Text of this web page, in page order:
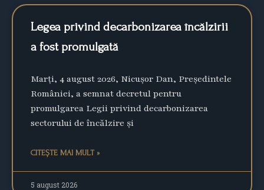
Legea privind decarbonizarea încălzirii
a fost promulgată
Marți, 4 august 2026, Nicușor Dan, Președintele
României, a semnat decretul pentru
promulgarea Legii privind decarbonizarea
sectorului de încălzire și
CITEȘTE MAI MULT »
5 august 2026